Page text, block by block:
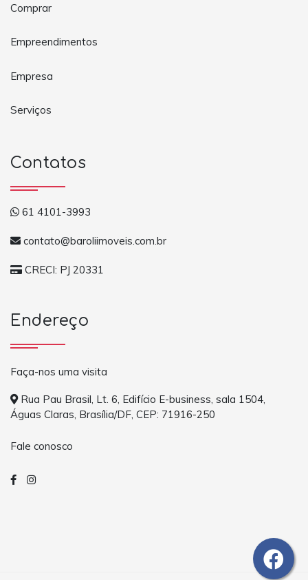
Comprar
Empreendimentos
Empresa
Serviços
Contatos
61 4101-3993
contato@baroliimoveis.com.br
CRECI: PJ 20331
Endereço
Faça-nos uma visita
Rua Pau Brasil, Lt. 6, Edifício E-business, sala 1504,
Águas Claras, Brasília/DF, CEP: 71916-250
Fale conosco